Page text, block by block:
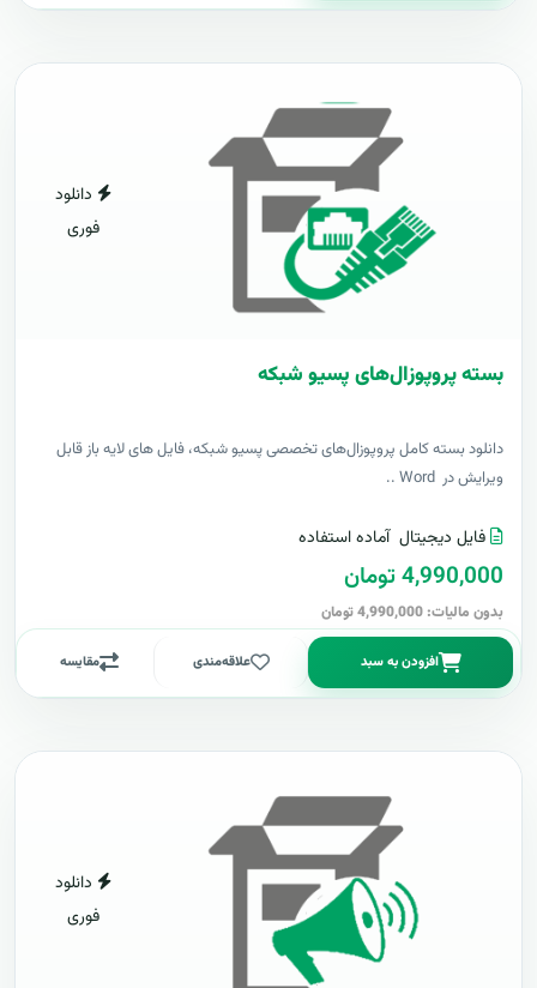
دانلود
فوری
بسته پروپوزال‌های پسیو شبکه
دانلود بسته کامل پروپوزال‌های تخصصی پسیو شبکه، فایل های لایه باز قابل
ویرایش در Word ..
فایل دیجیتال آماده استفاده
4,990,000 تومان
بدون مالیات: 4,990,000 تومان
افزودن به سبد علاقه‌مندی مقایسه
دانلود
فوری